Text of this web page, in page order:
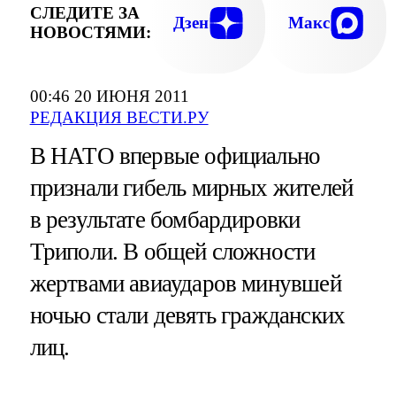
00:46 20 ИЮНЯ 2011
РЕДАКЦИЯ ВЕСТИ.РУ
СЛЕДИТЕ ЗА
НОВОСТЯМИ:
Дзен Макс
В НАТО впервые официально
признали гибель мирных жителей
в результате бомбардировки
Триполи. В общей сложности
жертвами авиаударов минувшей
ночью стали девять гражданских
лиц.